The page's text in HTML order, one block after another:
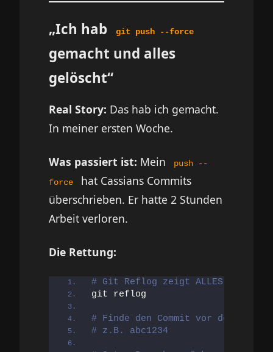
„Ich hab git push --force
gemacht und alles
gelöscht“
Real Story: Das hab ich gemacht.
In meiner ersten Woche.
Was passiert ist: Mein
push --
force
hat Cassians Commits
überschrieben. Er hatte 2 Stunden
Arbeit verloren.
Die Rettung:
# Git Reflog zeigt ALLES
git reflog
# Finde den Commit vor dem Force-
# z.B. abc1234